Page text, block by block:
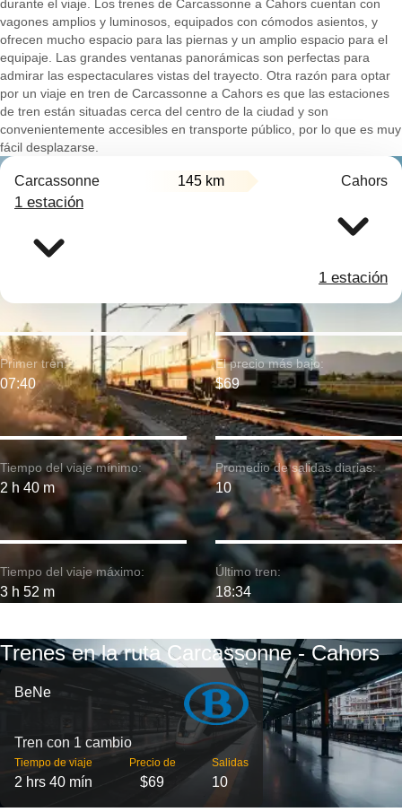
durante el viaje. Los trenes de Carcassonne a Cahors cuentan con
vagones amplios y luminosos, equipados con cómodos asientos, y
ofrecen mucho espacio para las piernas y un amplio espacio para el
equipaje. Las grandes ventanas panorámicas son perfectas para
admirar las espectaculares vistas del trayecto. Otra razón para optar
por un viaje en tren de Carcassonne a Cahors es que las estaciones
de tren están situadas cerca del centro de la ciudad y son
convenientemente accesibles en transporte público, por lo que es muy
fácil desplazarse.
Carcassonne 145 km Cahors
1 estación
1 estación
Tiempo del viaje mínimo:
2 h 40 m
Primer tren:
07:40
Tiempo del viaje máximo:
3 h 52 m
El precio más bajo:
$69
Promedio de salidas diarias:
10
Último tren:
18:34
Trenes en la ruta Carcassonne - Cahors
BeNe
Tren con 1 cambio
Tiempo de viaje
2 hrs 40 mín
Precio de
$69
Salidas
10